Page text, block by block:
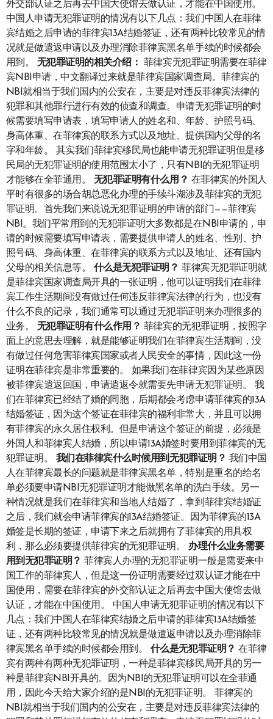
外交部认证之后再去中国大使馆去做认证，才能在中国使用。
中国人申请无犯罪证明的情况有以下几点：我们中国人在菲律
宾结婚之后申请的菲律宾13A结婚签证，还有两种比较常见的情
况就是做遣返申请以及办理消除菲律宾黑名单手续的时候都会
用到。
无犯罪证明的相关介绍：
菲律宾无犯罪证明需要在菲律
宾NBI申请，中文翻译过来就是菲律宾国家调查局。菲律宾的
NBI就相当于我们国内的公安在，主要是对违反菲律宾法律的
犯罪和其他罪行进行有效的侦查和调查。申请无犯罪证明的时
候需要填写申请表，填写申请人的姓名和、年龄、护照号码、
身高体重、在菲律宾的联系方式以及地址、提供国内父母的名
字和年龄。 其实我们菲律宾移民局也能申请无犯罪证明但是移
民局的无犯罪证明的使用范围太小了，只有NBI的无犯罪证明
才能够在全菲通用。
无犯罪证明有什么用？ 在菲律宾的外国人
平时有很多的场合胡总恶化办理的手续斗湖涉及菲律宾的无犯
罪证明。首先我们来说说无犯罪证明的申请的部门——菲律宾
NBI。我们平常用到的无犯罪证明大多数都是在NBI申请的，申
请的时候需要填写申请表，需要提供申请人的姓名、性别、护
照号码、身高体重、在菲律宾的联系方式以及地址、还有国内
父母的相关信息等。
什么是无犯罪证明？ 菲律宾无犯罪证明就
是菲律宾国家调查局开具的一张证明，他可以证明我们在菲律
宾工作生活期间没有做过任何违反菲律宾法律的行为，也没有
什么不良的记录，我们通常可以通过无犯罪证明来办理很多的
业务。
无犯罪证明有什么作用？ 菲律宾的无犯罪证明，按照字
面上的意思去理解，就是能够证明我们在菲律宾生活期间，没
有做过任何危害菲律宾国家或者人民安全的事情，因此这一份
证明在菲律宾是非常重要的。 如果我们在菲律宾因为某些原因
被菲律宾遣返回国，申请遣返令就需要先申请无犯罪证明。 我
们在菲律宾已经结了婚的同胞，后期都会考虑申请菲律宾的13A
结婚签证，因为这个签证在菲律宾的福利非常大，并且可以拥
有菲律宾的永久居住权利。但是申请这个签证的前提，必须是
外国人和菲律宾人结婚，所以申请13A婚签时要用到菲律宾的无
犯罪证明。 我们在菲律宾什么时候用到无犯罪证明？ 我们中国
人在菲律宾最长的问题就是菲律宾黑名单，特别是重名的给名
单必须要申请NBI无犯罪证明才能做黑名单的洗白手续。另一
种情况就是我们在菲律宾和当地人结婚了，拿到菲律宾结婚证
之后，我们就会申请菲律宾的13A结婚签证。因为菲律宾的13A
婚签是长期的签证，申请下来之后就拥有了菲律宾的用具权
利，那么必须要提供菲律宾的无犯罪证明。
办理什么业务需要
用到无犯罪证明？ 菲律宾人办理的无犯罪证明一般是需要来中
国工作的菲律宾人，但是这一份证明需要经过双认证才能在中
国使用，需要在菲律宾的外交部认证之后再去中国大使馆去做
认证，才能在中国使用。 中国人申请无犯罪证明的情况有以下
几点：我们中国人在菲律宾结婚之后申请的菲律宾13A结婚签
证，还有两种比较常见的情况就是做遣返申请以及办理消除菲
律宾黑名单手续的时候都会用到。
什么是无犯罪证明？ 在菲律
宾有两种有两种无犯罪证明，一种是菲律宾移民局开具的另一
种是菲律宾NBI开具的。因为NBI的无犯罪证明可以在全菲通
用，因此今天给大家介绍的是NBI的无犯罪证明。 菲律宾的
NBI就相当于我们国内的公安在，主要是对违反菲律宾法律的